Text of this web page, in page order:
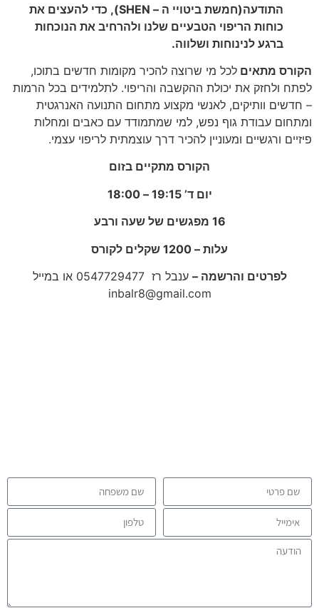
התודעה(חמשת ביטויי ה – SHEN), כדי להעצים את
כוחות הריפוי הטבעיים שלנו ולהרחיב את הנוכחות
ברגע לנינוחות ושלווה.
הקורס מתאים לכל מי שרוצה להכיר מקומות חדשים בתוכו,
לפתח ולחזק את יכולת ההקשבה והריפוי. לתלמידים בכל הרמות
– חדשים וותיקים, לאנשי מקצוע מתחום התנועה האנרגטית
ומתחום עבודת גוף נפש, למי שמתמודד עם כאבים ומחלות
פיזיים ורגשיים ומעוניין להכיר דרך עוצמתית לריפוי עצמי.
הקורס מתקיים בזום
יום ד’ 19:15 – 18:00
16 מפגשים של שעה ורבע
עלות – 1200 שקלים לקורס
לפרטים והרשמה – ענבל רז 0547729477 או במייל
inbalr8@gmail.com